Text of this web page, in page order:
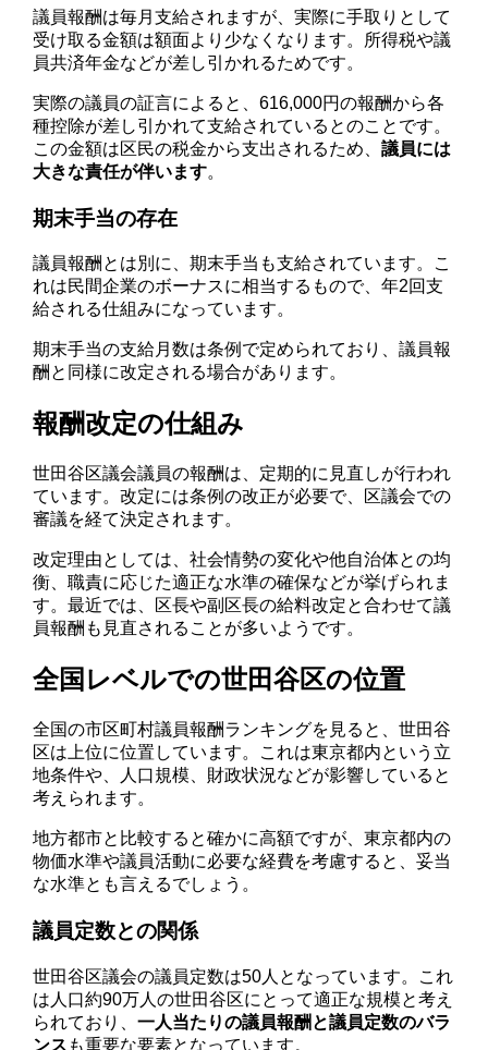
議員報酬は毎月支給されますが、実際に手取りとして
受け取る金額は額面より少なくなります。所得税や議
員共済年金などが差し引かれるためです。
実際の議員の証言によると、616,000円の報酬から各
種控除が差し引かれて支給されているとのことです。
この金額は区民の税金から支出されるため、議員には
大きな責任が伴います。
期末手当の存在
議員報酬とは別に、期末手当も支給されています。こ
れは民間企業のボーナスに相当するもので、年2回支
給される仕組みになっています。
期末手当の支給月数は条例で定められており、議員報
酬と同様に改定される場合があります。
報酬改定の仕組み
世田谷区議会議員の報酬は、定期的に見直しが行われ
ています。改定には条例の改正が必要で、区議会での
審議を経て決定されます。
改定理由としては、社会情勢の変化や他自治体との均
衡、職責に応じた適正な水準の確保などが挙げられま
す。最近では、区長や副区長の給料改定と合わせて議
員報酬も見直されることが多いようです。
全国レベルでの世田谷区の位置
全国の市区町村議員報酬ランキングを見ると、世田谷
区は上位に位置しています。これは東京都内という立
地条件や、人口規模、財政状況などが影響していると
考えられます。
地方都市と比較すると確かに高額ですが、東京都内の
物価水準や議員活動に必要な経費を考慮すると、妥当
な水準とも言えるでしょう。
議員定数との関係
世田谷区議会の議員定数は50人となっています。これ
は人口約90万人の世田谷区にとって適正な規模と考え
られており、一人当たりの議員報酬と議員定数のバラ
ンス も重要な要素となっています。